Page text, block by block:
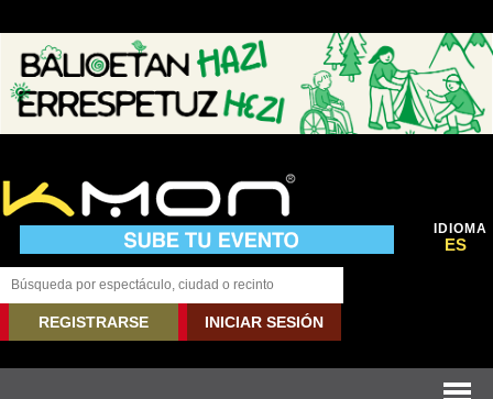
IDIOMA
ES
REGISTRARSE INICIAR SESIÓN